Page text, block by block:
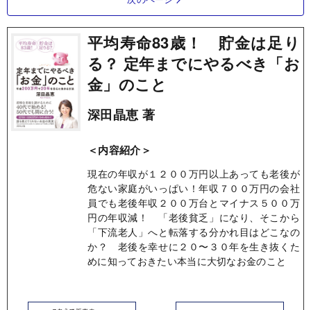
平均寿命83歳！ 貯金は足り
る？ 定年までにやるべき「お
金」のこと
深田晶恵 著
＜内容紹介＞
現在の年収が１２００万円以上あっても老後が
危ない家庭がいっぱい！年収７００万円の会社
員でも老後年収２００万台とマイナス５００万
円の年収減！ 「老後貧乏」になり、そこから
「下流老人」へと転落する分かれ目はどこなの
か？ 老後を幸せに２０〜３０年を生き抜くた
めに知っておきたい本当に大切なお金のこと